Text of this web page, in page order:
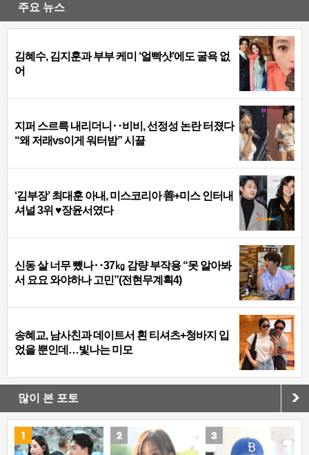
주요 뉴스
김혜수, 김지훈과 부부 케미 ‘얼빡샷’에도 굴욕 없
어
지퍼 스르륵 내리더니‥비비, 선정성 논란 터졌다
“왜 저래vs이게 워터밤” 시끌
‘김부장’ 최대훈 아내, 미스코리아 善+미스 인터내
셔널 3위 ♥장윤서였다
신동 살 너무 뺐나‥37㎏ 감량 부작용 “못 알아봐
서 요요 와야하나 고민”(전현무계획4)
송혜교, 남사친과 데이트서 흰 티셔츠+청바지 입
었을 뿐인데…빛나는 미모
많이 본 포토